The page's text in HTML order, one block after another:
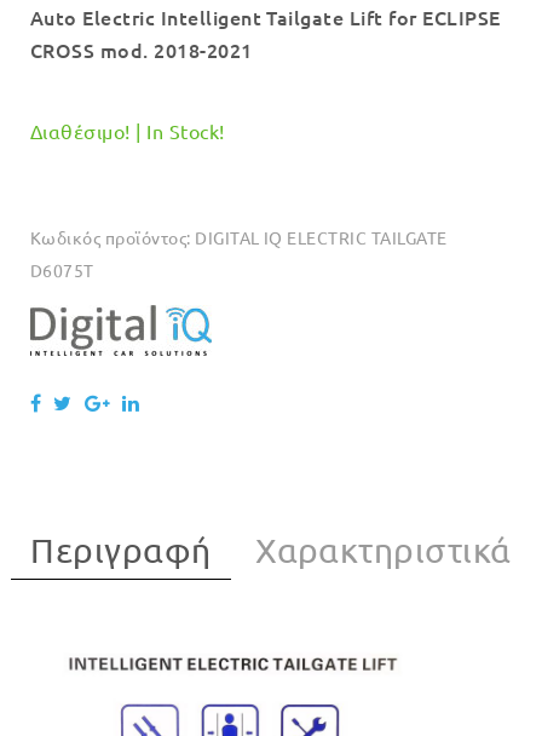
Auto Electric Intelligent Tailgate Lift for ECLIPSE
CROSS mod. 2018-2021
Διαθέσιμο! | In Stock!
Κωδικός προϊόντος: DIGITAL IQ ELECTRIC TAILGATE
D6075T
Περιγραφή Χαρακτηριστικά